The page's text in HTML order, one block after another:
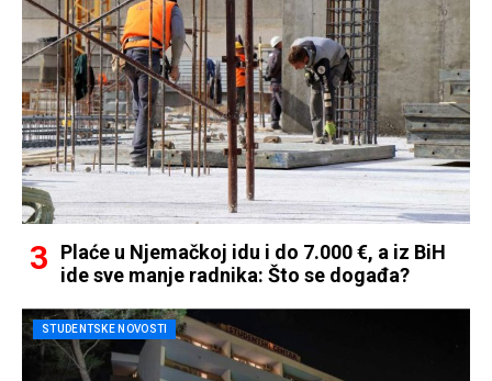
Plaće u Njemačkoj idu i do 7.000 €, a iz BiH
ide sve manje radnika: Što se događa?
STUDENTSKE NOVOSTI